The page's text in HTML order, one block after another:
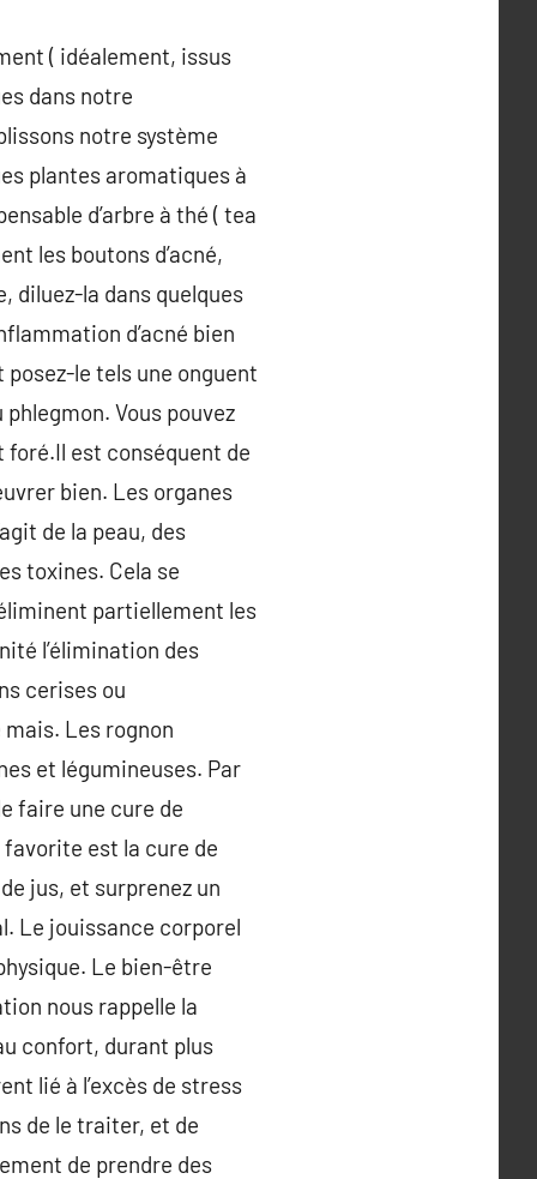
( idéalement, issus
dans notre
notre système
plantes aromatiques à
d’arbre à thé ( tea
les boutons d’acné,
diluez-la dans quelques
d’acné bien
posez-le tels une onguent
Vous pouvez
foré.Il est conséquent de
bien. Les organes
de la peau, des
toxines. Cela se
partiellement les
l’élimination des
cerises ou
Les rognon
et légumineuses. Par
faire une cure de
est la cure de
jus, et surprenez un
Le jouissance corporel
Le bien-être
nous rappelle la
confort, durant plus
lié à l’excès de stress
de le traiter, et de
de prendre des